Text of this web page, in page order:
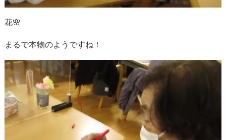
花🌸
まるで本物のようですね！